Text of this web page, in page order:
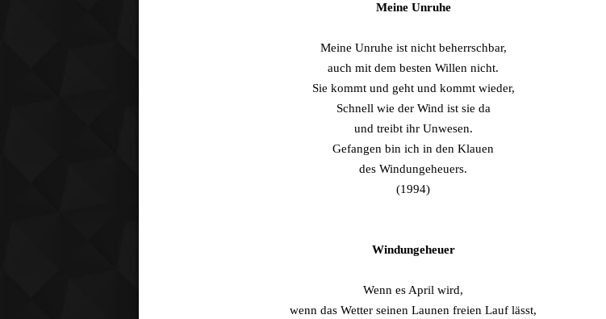
Meine Unruhe
Meine Unruhe ist nicht beherrschbar,
auch mit dem besten Willen nicht.
Sie kommt und geht und kommt wieder,
Schnell wie der Wind ist sie da
und treibt ihr Unwesen.
Gefangen bin ich in den Klauen
des Windungeheuers.
(1994)
Windungeheuer
Wenn es April wird,
wenn das Wetter seinen Launen freien Lauf lässt,